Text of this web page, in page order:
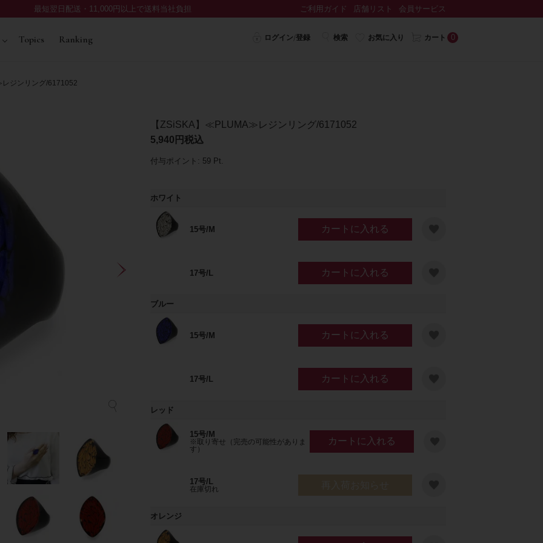
最短翌日配送・11,000円以上で送料当社負担 ご利用ガイド 店舗リスト 会員サービス
Topics Ranking ログイン/登録 検索 お気に入り カート 0
ジンリング/6171052
【ZSiSKA】≪PLUMA≫レジンリング/6171052
5,940
税込
付与ポイント: 59 Pt.
ホワイト
15号/M カートに入れる
17号/L カートに入れる
ブルー
15号/M カートに入れる
17号/L カートに入れる
レッド
15号/M
※取り寄せ（完売の可能性がありま
す）
カートに入れる
17号/L
在庫切れ
オレンジ